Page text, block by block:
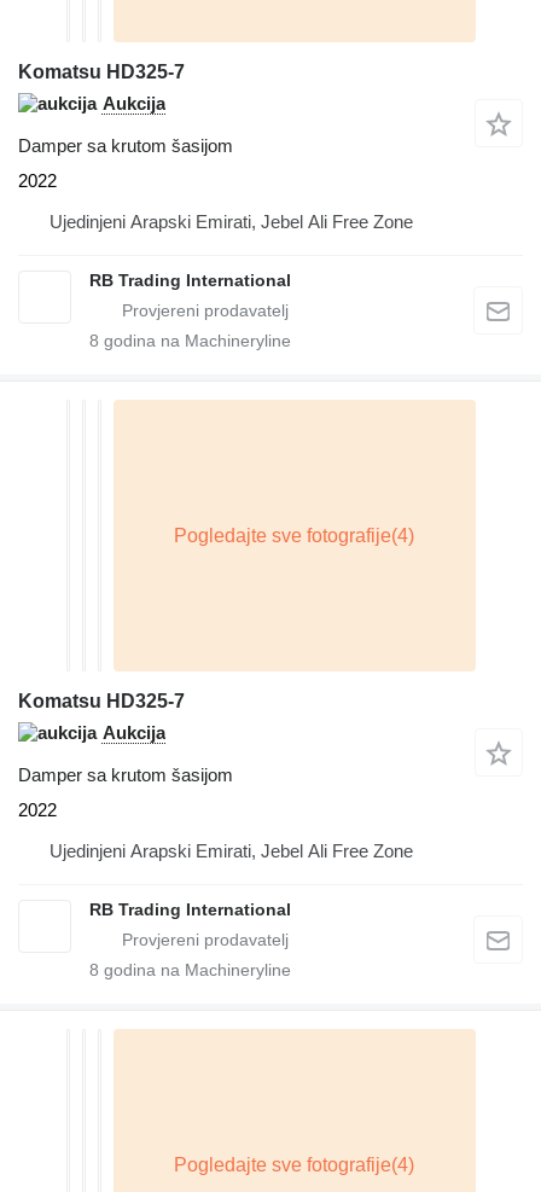
Komatsu HD325-7
Aukcija
Damper sa krutom šasijom
2022
Ujedinjeni Arapski Emirati, Jebel Ali Free Zone
RB Trading International
8 godina na Machineryline
Komatsu HD325-7
Aukcija
Damper sa krutom šasijom
2022
Ujedinjeni Arapski Emirati, Jebel Ali Free Zone
RB Trading International
8 godina na Machineryline